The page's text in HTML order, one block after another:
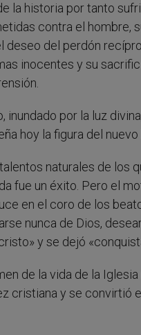
la historia por tanto
contra el hombre,
deseo del perdón
inocentes y su
inundado por la luz
hoy la figura del
naturales de los
fue un éxito. Pero el
en el coro de los
nunca de Dios,
y se dejó
de la vida de la
cristiana y se convirtió